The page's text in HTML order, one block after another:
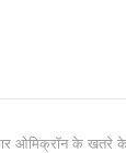
ओमिक्रॉन के खतरे के